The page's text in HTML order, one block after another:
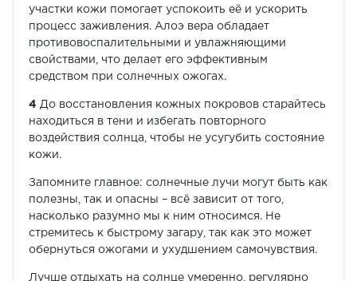
участки кожи помогает успокоить её и ускорить
процесс заживления. Алоэ вера обладает
противовоспалительными и увлажняющими
свойствами, что делает его эффективным
средством при солнечных ожогах.
4 До восстановления кожных покровов старайтесь
находиться в тени и избегать повторного
воздействия солнца, чтобы не усугубить состояние
кожи.
Запомните главное: солнечные лучи могут быть как
полезны, так и опасны – всё зависит от того,
насколько разумно мы к ним относимся. Не
стремитесь к быстрому загару, так как это может
обернуться ожогами и ухудшением самочувствия.
Лучше отдыхать на солнце умеренно, регулярно